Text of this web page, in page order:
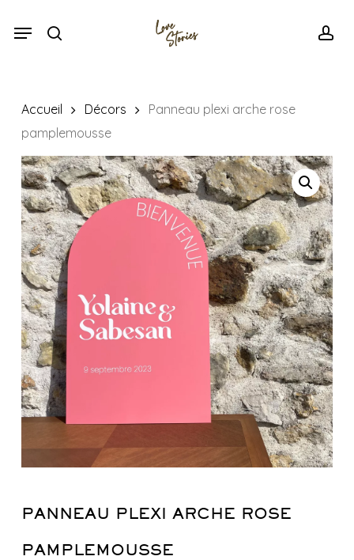
search
Menu
Accueil Décors
Panneau plexi arche rose
pamplemousse
PANNEAU PLEXI ARCHE ROSE
PAMPLEMOUSSE